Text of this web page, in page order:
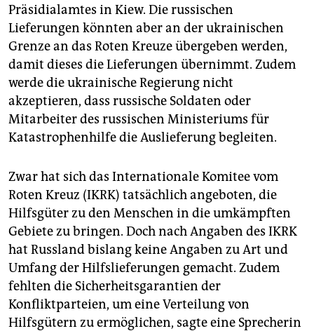
Präsidialamtes in Kiew. Die russischen
Lieferungen könnten aber an der ukrainischen
Grenze an das Roten Kreuze übergeben werden,
damit dieses die Lieferungen übernimmt. Zudem
werde die ukrainische Regierung nicht
akzeptieren, dass russische Soldaten oder
Mitarbeiter des russischen Ministeriums für
Katastrophenhilfe die Auslieferung begleiten.
Zwar hat sich das Internationale Komitee vom
Roten Kreuz (IKRK) tatsächlich angeboten, die
Hilfsgüter zu den Menschen in die umkämpften
Gebiete zu bringen. Doch nach Angaben des IKRK
hat Russland bislang keine Angaben zu Art und
Umfang der Hilfslieferungen gemacht. Zudem
fehlten die Sicherheitsgarantien der
Konfliktparteien, um eine Verteilung von
Hilfsgütern zu ermöglichen, sagte eine Sprecherin